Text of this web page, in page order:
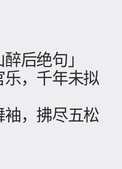
醉后绝句」
乐，千年未拟
袖，拂尽五松